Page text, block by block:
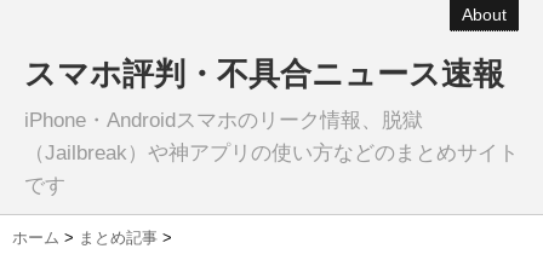
About
スマホ評判・不具合ニュース速報
iPhone・Androidスマホのリーク情報、脱獄
（Jailbreak）や神アプリの使い方などのまとめサイト
です
ホーム > まとめ記事 >